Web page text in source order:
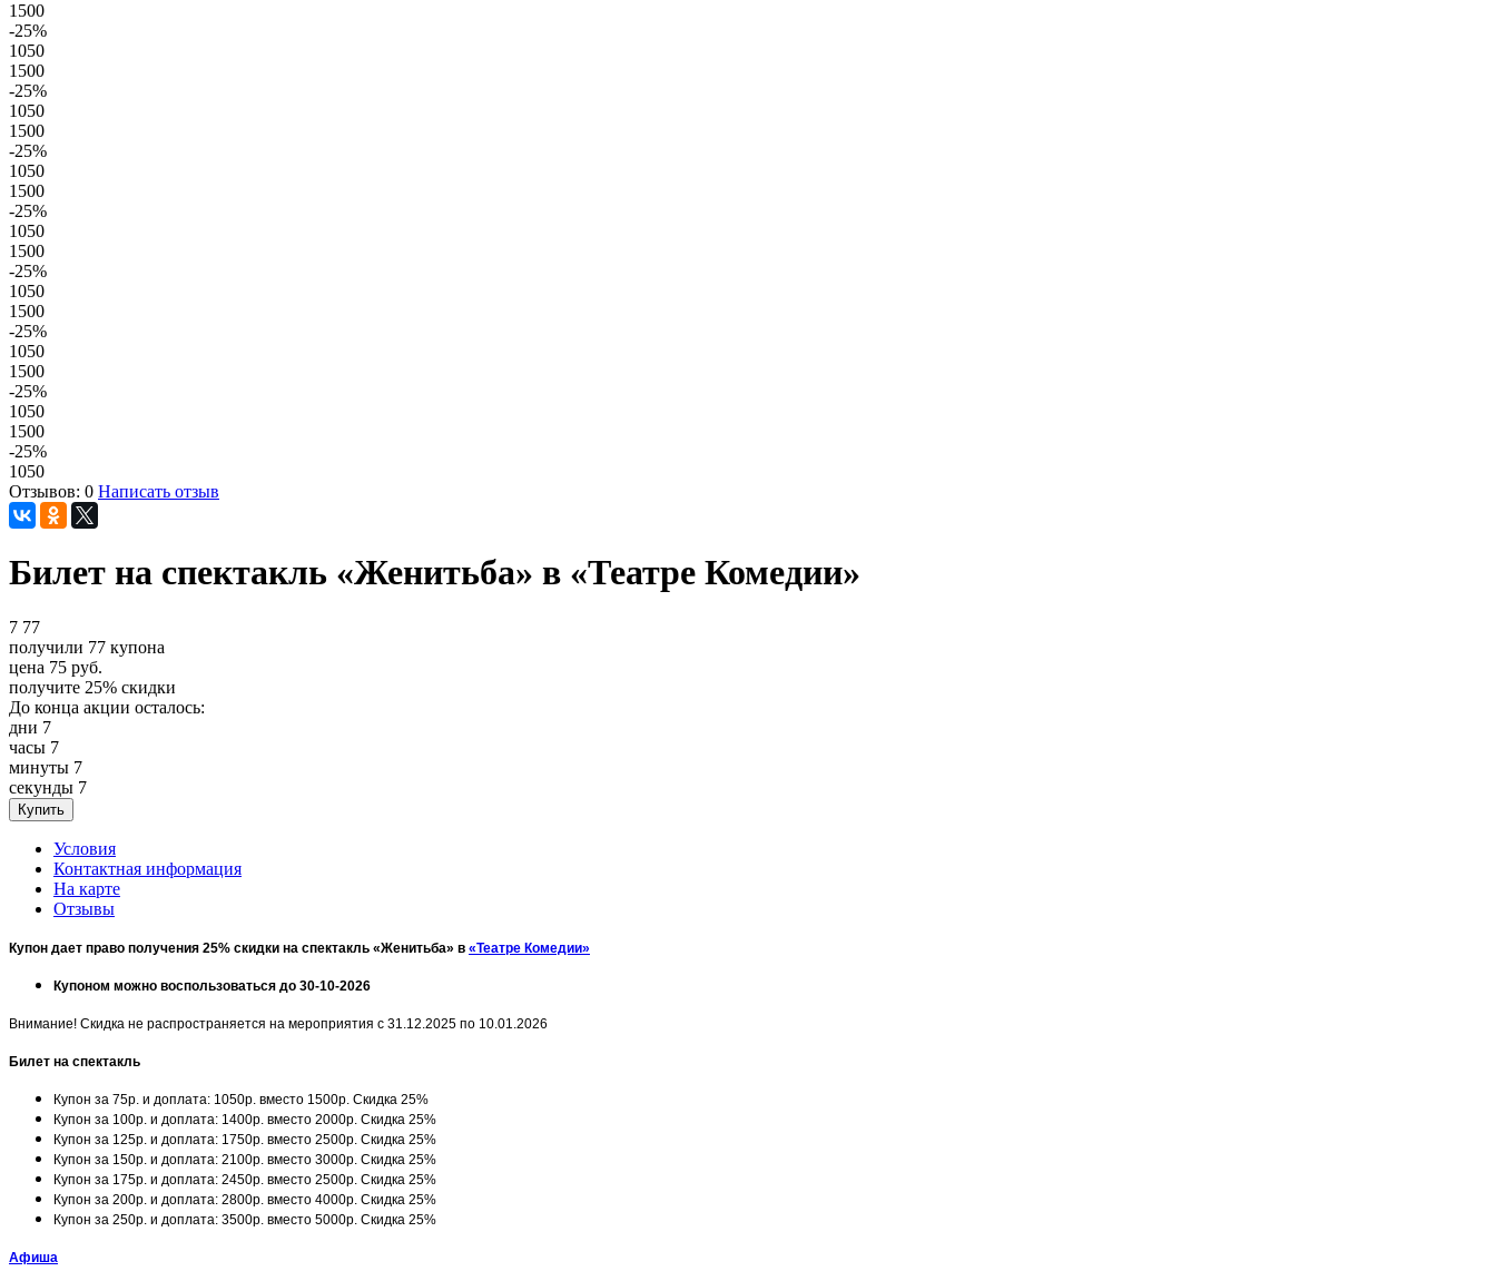
1500
-25%
1050
1500
-25%
1050
1500
-25%
1050
1500
-25%
1050
1500
-25%
1050
1500
-25%
1050
1500
-25%
1050
1500
-25%
1050
Отзывов: 0 Написать отзыв
Билет на спектакль «Женитьба» в «Театре Комедии»
7 77
получили 77 купона
цена 75 руб.
получите 25% скидки
До конца акции осталось:
дни 7
часы 7
минуты 7
секунды 7
Условия
Контактная информация
На карте
Отзывы
Купон дает право получения 25% скидки на спектакль «Женитьба» в «Театре Комедии»
Купоном можно воспользоваться до 30-10-2026
Внимание! Скидка не распространяется на мероприятия с 31.12.2025 по 10.01.2026
Билет на спектакль
Купон за 75р. и доплата: 1050р. вместо 1500р. Скидка 25%
Купон за 100р. и доплата: 1400р. вместо 2000р. Скидка 25%
Купон за 125р. и доплата: 1750р. вместо 2500р. Скидка 25%
Купон за 150р. и доплата: 2100р. вместо 3000р. Скидка 25%
Купон за 175р. и доплата: 2450р. вместо 2500р. Скидка 25%
Купон за 200р. и доплата: 2800р. вместо 4000р. Скидка 25%
Купон за 250р. и доплата: 3500р. вместо 5000р. Скидка 25%
Афиша